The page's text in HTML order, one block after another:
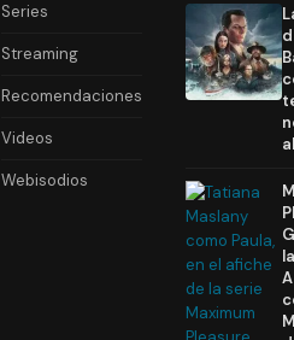
Series
Streaming
Recomendaciones
Videos
Webisodios